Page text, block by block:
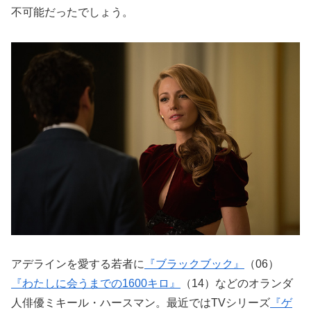
不可能だったでしょう。
アデラインを愛する若者に 『ブラックブック』
（06）
『わたしに会うまでの1600キロ』
（14）などのオランダ
人俳優ミキール・ハースマン。最近ではTVシリーズ 『ゲ